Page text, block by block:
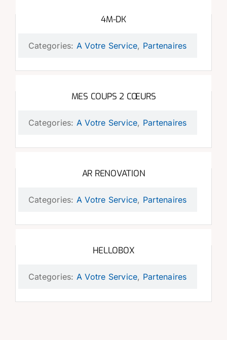
4M-DK
Categories: A Votre Service, Partenaires
MES COUPS 2 CŒURS
Categories: A Votre Service, Partenaires
AR RENOVATION
Categories: A Votre Service, Partenaires
HELLOBOX
Categories: A Votre Service, Partenaires